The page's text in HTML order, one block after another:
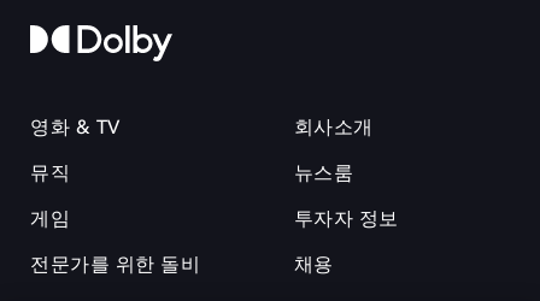
영화 & TV
뮤직
게임
전문가를 위한 돌비
회사소개
뉴스룸
투자자 정보
채용